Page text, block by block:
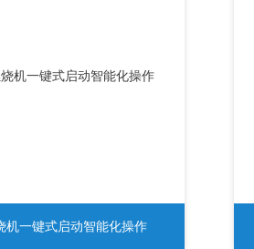
机一键式启动智能化操作